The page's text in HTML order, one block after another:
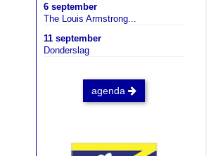
6 september
The Louis Armstrong...
11 september
Donderslag
agenda